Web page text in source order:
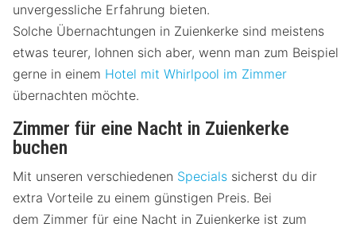
unvergessliche Erfahrung bieten.
Solche Übernachtungen in Zuienkerke sind meistens
etwas teurer, lohnen sich aber, wenn man zum Beispiel
gerne in einem Hotel mit Whirlpool im Zimmer
übernachten möchte.
Zimmer für eine Nacht in Zuienkerke
buchen
Mit unseren verschiedenen Specials sicherst du dir
extra Vorteile zu einem günstigen Preis. Bei
dem Zimmer für eine Nacht in Zuienkerke ist zum